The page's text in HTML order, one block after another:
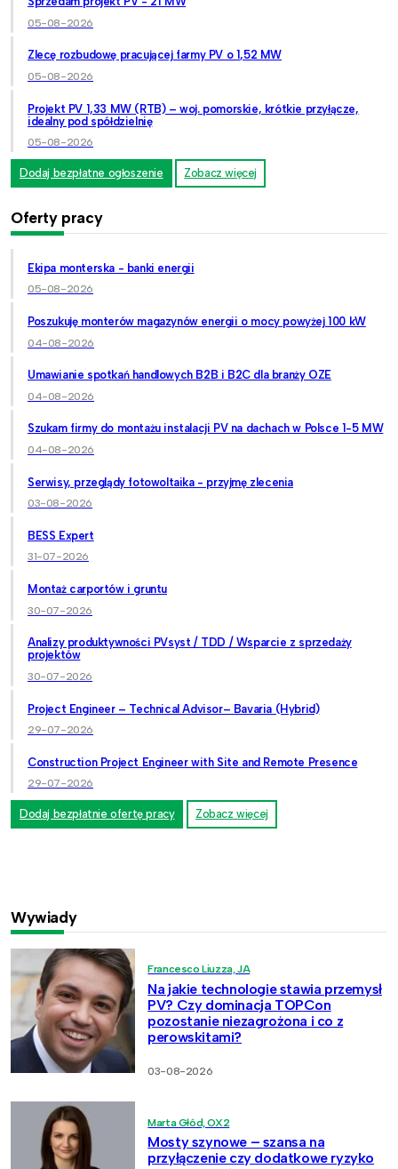
05-08-2026
Zlecę rozbudowę pracującej farmy PV o 1,52 MW
05-08-2026
Projekt PV 1,33 MW (RTB) – woj. pomorskie, krótkie przyłącze,
idealny pod spółdzielnię
05-08-2026
Dodaj bezpłatne ogłoszenie Zobacz więcej
Oferty pracy
Ekipa monterska - banki energii
05-08-2026
Poszukuję monterów magazynów energii o mocy powyżej 100 kW
04-08-2026
Umawianie spotkań handlowych B2B i B2C dla branży OZE
04-08-2026
Szukam firmy do montażu instalacji PV na dachach w Polsce 1-5 MW
04-08-2026
Serwisy, przeglądy fotowoltaika - przyjmę zlecenia
03-08-2026
BESS Expert
31-07-2026
Montaż carportów i gruntu
30-07-2026
Analizy produktywności PVsyst / TDD / Wsparcie z sprzedaży
projektów
30-07-2026
Project Engineer – Technical Advisor– Bavaria (Hybrid)
29-07-2026
Construction Project Engineer with Site and Remote Presence
29-07-2026
Dodaj bezpłatnie ofertę pracy Zobacz więcej
Wywiady
Francesco Liuzza, JA
Na jakie technologie stawia przemysł
PV? Czy dominacja TOPCon
pozostanie niezagrożona i co z
perowskitami?
03-08-2026
Marta Głód, OX2
Mosty szynowe – szansa na
przyłączenie czy dodatkowe ryzyko